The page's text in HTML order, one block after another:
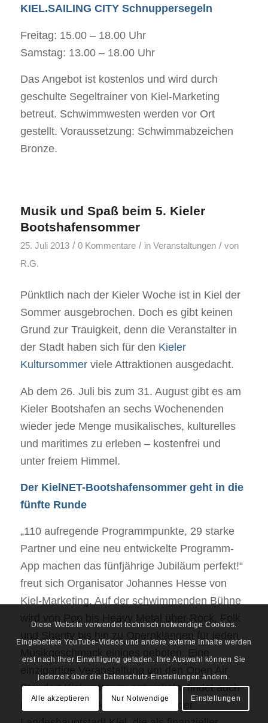
KIEL.SAILING CITY Schnuppersegeln
Freitag: 15.00 – 18.00 Uhr
Samstag: 13.00 – 18.00 Uhr
Das Angebot ist kostenlos und wird durch
geschulte Segeltrainer von Kiel-Marketing
betreut. Schwimmwesten werden vor Ort
gestellt. Voraussetzung: Schwimmabzeichen
Bronze.
Musik und Spaß beim 5. Kieler
Bootshafensommer
25. Juli 2013 / 0 Kommentare / in Veranstaltungen / von
R.G.
Pünktlich nach der Kieler Woche ist in Kiel der
Sommer ausgebrochen. Doch es gibt keinen
Grund zur Trauigkeit, denn die Veranstalter in
der Stadt haben sich für den Kieler
Kultursommerviele Attraktionen ausgedacht.
Ab dem 26. Juli bis zum 31. August gibt es am
Kieler Bootshafen an sechs Wochenenden
wieder jede Menge musikalisches, kulturelles
und maritimes zu erleben – kostenfrei und
unter freiem Himmel.
Der KielNET-Bootshafensommer geht in die
fünfte Runde
„110 aufregende Programmpunkte, 29 starke
Partner und eine neu entwickelte Programm-
App machen das fünfjährige Jubiläum perfekt!“
freut sich Organisator Johannes Hesse von
Kiel-Marketing. Auf der schwimmenden Bühne
einzigartige Veranstaltung um den Open Air
Standort Kiel weiter zu entwickeln, findet auch
Rainer Pasternak, Kulturreferent der
Diese Website verwendet technisch notwendige Cookies.
Eingebettete YouTube-Videos und andere externe Inhalte werden
erst nach Ihrer Einwilligung geladen. Ihre Auswahl können Sie
jederzeit über die Datenschutz-Einstellungen ändern.
Alle akzeptieren Nur Notwendige Einstellungen